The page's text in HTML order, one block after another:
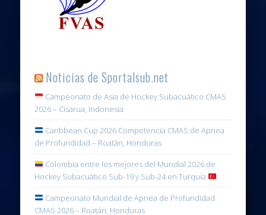
Noticias de Sportalsub.net
Campeonato de Asia de Hockey Subacuático CMAS
2026 – Cisarua, Indonesia
Caribbean Cup 2026 Competencia CMAS de Apnea
de Profundidad – Roatán, Honduras
Colombia entre los mejores del Mundial 2026 de
Hockey Subacuático Sub-19 y Sub-24 en Turquía
Campeonato Mundial de Apnea de Profundidad
CMAS 2026 – Roatán, Honduras